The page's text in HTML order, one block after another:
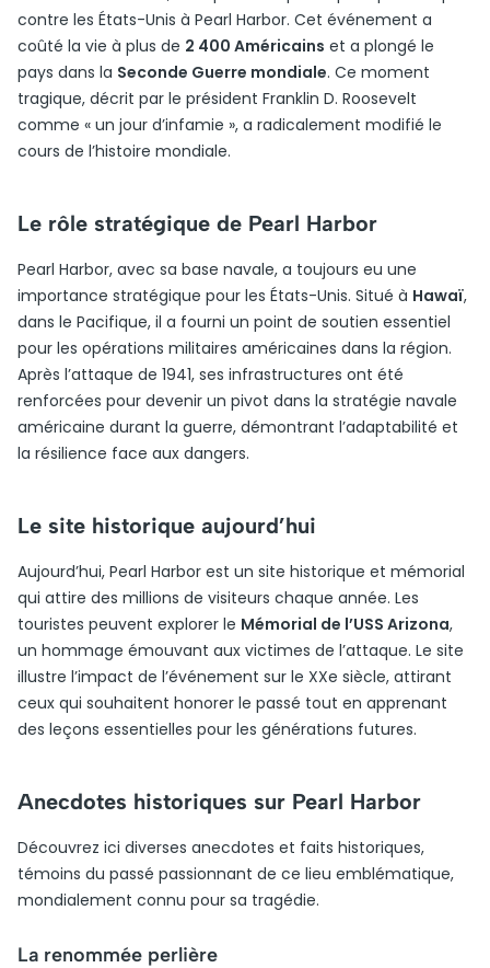
contre les États-Unis à Pearl Harbor. Cet événement a
coûté la vie à plus de 2 400 Américains et a plongé le
pays dans la Seconde Guerre mondiale. Ce moment
tragique, décrit par le président Franklin D. Roosevelt
comme « un jour d’infamie », a radicalement modifié le
cours de l’histoire mondiale.
Le rôle stratégique de Pearl Harbor
Pearl Harbor, avec sa base navale, a toujours eu une
importance stratégique pour les États-Unis. Situé à Hawaï,
dans le Pacifique, il a fourni un point de soutien essentiel
pour les opérations militaires américaines dans la région.
Après l’attaque de 1941, ses infrastructures ont été
renforcées pour devenir un pivot dans la stratégie navale
américaine durant la guerre, démontrant l’adaptabilité et
la résilience face aux dangers.
Le site historique aujourd’hui
Aujourd’hui, Pearl Harbor est un site historique et mémorial
qui attire des millions de visiteurs chaque année. Les
touristes peuvent explorer le Mémorial de l’USS Arizona,
un hommage émouvant aux victimes de l’attaque. Le site
illustre l’impact de l’événement sur le XXe siècle, attirant
ceux qui souhaitent honorer le passé tout en apprenant
des leçons essentielles pour les générations futures.
Anecdotes historiques sur Pearl Harbor
Découvrez ici diverses anecdotes et faits historiques,
témoins du passé passionnant de ce lieu emblématique,
mondialement connu pour sa tragédie.
La renommée perlière